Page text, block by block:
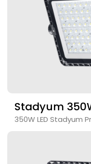
Stadyum
350W LED Stadyum